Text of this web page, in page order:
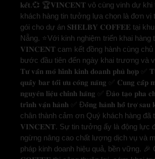
𝐤𝐞̂́𝐭.💞 🏆𝐕𝐈𝐍𝐂𝐄𝐍𝐓 vô cùng vinh dự khi
khách hàng tin tưởng lựa chọn là đơn vị
gói cho dự án 𝐒𝐇𝐄𝐋𝐁𝐘 𝐂𝐎𝐅𝐅𝐄𝐄 tại khu
Nẵng. ⭐️Với kinh nghiệm triển khai hàng
𝐕𝐈𝐍𝐂𝐄𝐍𝐓 cam kết đồng hành cùng chủ
bước đầu tiên đến ngày khai trương và
𝐓𝐮̛ 𝐯𝐚̂́𝐧 𝐦𝐨̂ 𝐡𝐢̀𝐧𝐡 𝐤𝐢𝐧𝐡 𝐝𝐨𝐚𝐧𝐡 𝐩𝐡𝐮̀ 𝐡𝐨̛̣𝐩 ✅
𝐪𝐮𝐚̂̀𝐲 𝐛𝐚𝐫 𝐭𝐨̂́𝐢 𝐮̛𝐮 𝐜𝐨̂𝐧𝐠 𝐧𝐚̆𝐧𝐠 ✅ 𝐂𝐮𝐧𝐠 𝐜𝐚̂́𝐩
𝐧𝐠𝐮𝐲𝐞̂𝐧 𝐥𝐢𝐞̣̂𝐮 𝐜𝐡𝐢́𝐧𝐡 𝐡𝐚̃𝐧𝐠 ✅ Đ𝐚̀𝐨 𝐭𝐚̣𝐨 𝐩𝐡𝐚
𝐭𝐫𝐢̀𝐧𝐡 𝐯𝐚̣̂𝐧 𝐡𝐚̀𝐧𝐡 ✅ Đ𝐨̂̀𝐧𝐠 𝐡𝐚̀𝐧𝐡 𝐡𝐨̂̃ 𝐭𝐫𝐨̛̣ 𝐬𝐚𝐮
chân thành cảm ơn Quý khách hàng đã
𝐕𝐈𝐍𝐂𝐄𝐍𝐓. Sự tin tưởng ấy là động lực
ngừng nâng cao chất lượng dịch vụ và
pháp kinh doanh hiệu quả, bền vững.